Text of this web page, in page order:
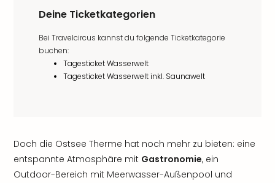
Deine Ticketkategorien
Bei Travelcircus kannst du folgende Ticketkategorie
buchen:
Tagesticket Wasserwelt
Tagesticket Wasserwelt inkl. Saunawelt
Doch die Ostsee Therme hat noch mehr zu bieten: eine
entspannte Atmosphäre mit Gastronomie, ein
Outdoor-Bereich mit Meerwasser-Außenpool und